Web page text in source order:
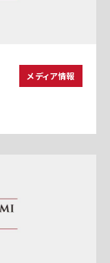
メディア情報